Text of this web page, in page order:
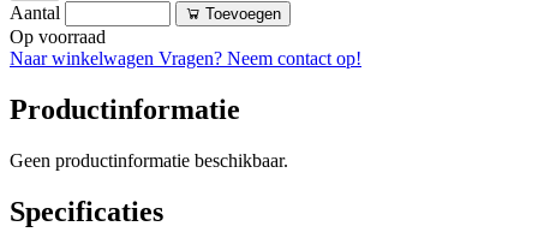
Aantal Toevoegen
Op voorraad
Naar winkelwagen Vragen? Neem contact op!
Productinformatie
Geen productinformatie beschikbaar.
Specificaties